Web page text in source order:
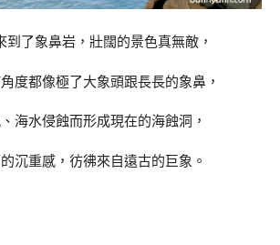
到了象鼻岩，壯闊的景色真無敵，
度都像極了大象頭跟長長的象鼻，
海水侵蝕而形成現在的海蝕洞，
沉重感，彷彿來自遠古的巨象。